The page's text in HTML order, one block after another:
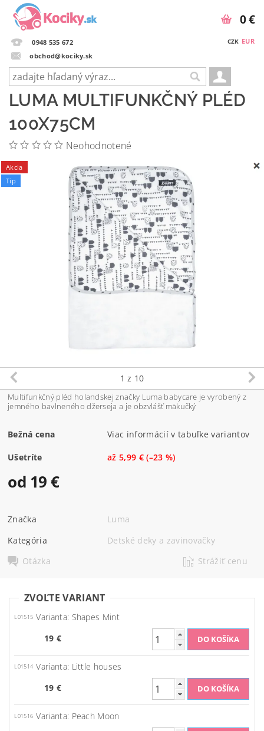
0948 535 672
obchod@kociky.sk
CZK EUR
0 €
LUMA MULTIFUNKČNÝ PLÉD
100X75CM
Neohodnotené
Akcia
Tip
1 z 10
Multifunkčný pléd holandskej značky Luma babycare je vyrobený z
jemného bavlneného džerseja a je obzvlášť mäkučký
Bežná cena Viac informácií v tabuľke variantov
Ušetríte až5,99 €(–23 %)
od 19 €
Značka
Luma
Kategória
Detské deky a zavinovačky
Otázka
Strážiť cenu
ZVOĽTE VARIANT
L01515 Varianta: Shapes Mint
19 €
L01514 Varianta: Little houses
19 €
L01516 Varianta: Peach Moon